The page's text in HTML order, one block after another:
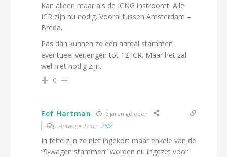
Kan alleen maar als de ICNG instroomt. Alle
ICR zijn nu nodig. Vooral tussen Amsterdam –
Breda.
Pas dan kunnen ze een aantal stammen
eventueel verlengen tot 12 ICR. Maar het zal
wel niet nodig zijn.
0
Eef Hartman 6 jaren geleden
Antwoord aan 2N2
In feite zijn ze niet ingekort maar enkele van de
“9-wagen stammen” worden nu ingezet voor